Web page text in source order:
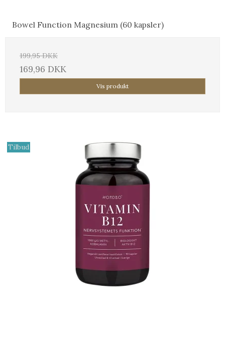
Bowel Function Magnesium (60 kapsler)
199,95 DKK
169,96 DKK
Vis produkt
Tilbud